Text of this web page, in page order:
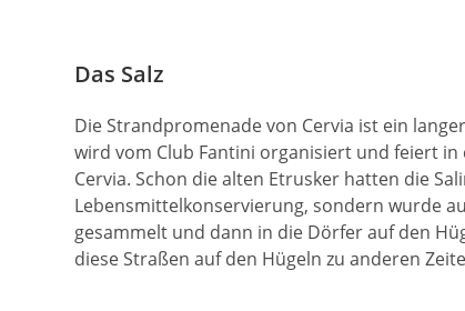
Das Salz
Die Strandpromenade von Cervia ist ein
wird vom Club Fantini organisiert und feiert in
Cervia. Schon die alten Etrusker hatten die
Lebensmittelkonservierung, sondern wurde
gesammelt und dann in die Dörfer auf den
diese Straßen auf den Hügeln zu anderen